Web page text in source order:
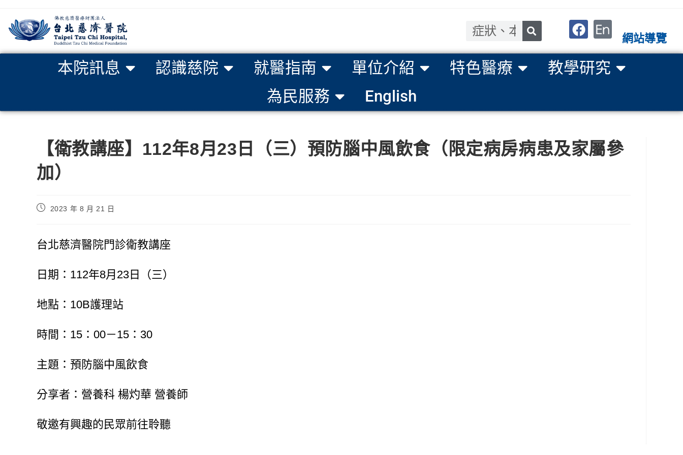
網站導覽
本院訊息 認識慈院 就醫指南 單位介紹 特色醫療
教學研究
為民服務
English
【衛教講座】112年8月23日（三）預防腦中風飲食（限定病房病患及家屬參
加）
2023 年 8 月 21 日
台北慈濟醫院門診衛教講座
日期：112年8月23日（三）
地點：10B護理站
時間：15：00－15：30
主題：預防腦中風飲食
分享者：營養科 楊灼華 營養師
敬邀有興趣的民眾前往聆聽